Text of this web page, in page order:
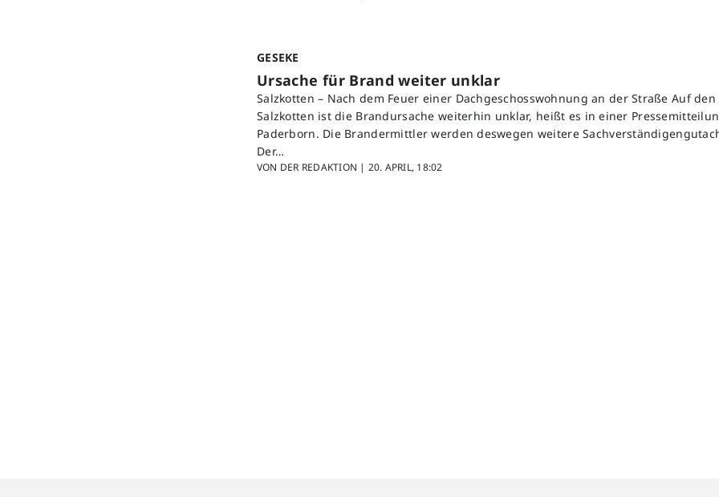
GESEKE
Ursache für Brand weiter unklar
Salzkotten – Nach dem Feuer einer Dachgeschosswohnung an der Straße Auf
Salzkotten ist die Brandursache weiterhin unklar, heißt es in einer
Paderborn. Die Brandermittler werden deswegen weitere
Der…
VON DER REDAKTION | 20. APRIL, 18:02